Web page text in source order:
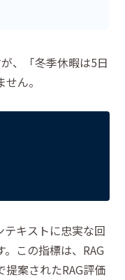
、「冬季休暇は5日
ん。
キストに忠実な回
この指標は、RAG
提案されたRAG評価